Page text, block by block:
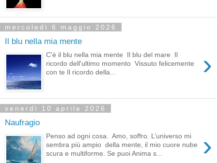
mercoledì 6 maggio 2026
Il blu nella mia mente
›
C'è il blu nella mia mente Il blu del mare Il
ricordo dell'ultimo momento Vissuto felicemente
con te Il ricordo della...
venerdì 10 aprile 2026
Naufragio
›
Penso ad ogni cosa. Amo, soffro. L’universo mi
sembra più ampio della mente, il mio cuore nube
scura e multiforme. Se puoi Anima s...